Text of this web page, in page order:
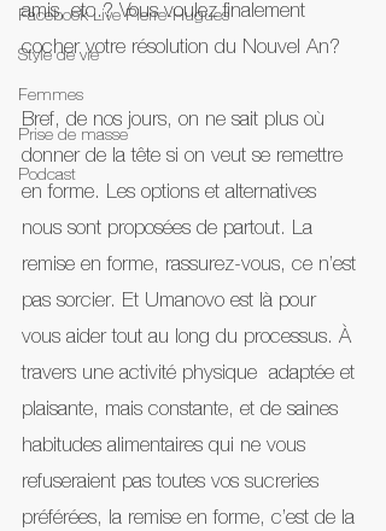
Facebook Live Pierre-Hugues
Style de vie
Femmes
Prise de masse
Podcast
amis, etc.? Vous voulez finalement
cocher votre résolution du Nouvel An?
Bref, de nos jours, on ne sait plus où
donner de la tête si on veut se remettre
en forme. Les options et alternatives
nous sont proposées de partout. La
remise en forme, rassurez-vous, ce n’est
pas sorcier. Et Umanovo est là pour
vous aider tout au long du processus. À
travers une activité physique  adaptée et
plaisante, mais constante, et de saines
habitudes alimentaires qui ne vous
refuseraient pas toutes vos sucreries
préférées, la remise en forme, c’est de la